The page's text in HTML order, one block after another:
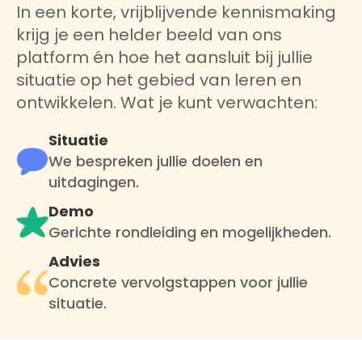
In een korte, vrijblijvende kennismaking
krijg je een helder beeld van ons
platform én hoe het aansluit bij jullie
situatie op het gebied van leren en
ontwikkelen. Wat je kunt verwachten:
Situatie
We bespreken jullie doelen en
uitdagingen.
Demo
Gerichte rondleiding en mogelijkheden.
Advies
Concrete vervolgstappen voor jullie
situatie.